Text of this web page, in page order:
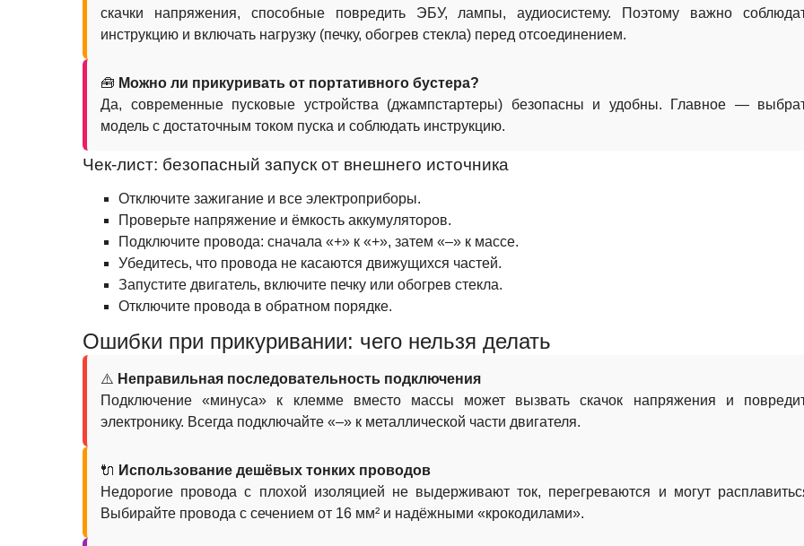
скачки напряжения, способные повредить ЭБУ, лампы, аудиосистему. Поэтому важно
инструкцию и включать нагрузку (печку, обогрев стекла) перед отсоединением.
🧰 Можно ли прикуривать от портативного бустера?
Да, современные пусковые устройства (джампстартеры) безопасны и удобны. Главное —
модель с достаточным током пуска и соблюдать инструкцию.
Чек‑лист: безопасный запуск от внешнего источника
Отключите зажигание и все электроприборы.
Проверьте напряжение и ёмкость аккумуляторов.
Подключите провода: сначала «+» к «+», затем «–» к массе.
Убедитесь, что провода не касаются движущихся частей.
Запустите двигатель, включите печку или обогрев стекла.
Отключите провода в обратном порядке.
Ошибки при прикуривании: чего нельзя делать
⚠️ Неправильная последовательность подключения
Подключение «минуса» к клемме вместо массы может вызвать скачок напряжения и
электронику. Всегда подключайте «–» к металлической части двигателя.
🔌 Использование дешёвых тонких проводов
Недорогие провода с плохой изоляцией не выдерживают ток, перегреваются и могут
Выбирайте провода с сечением от 16 мм² и надёжными «крокодилами».